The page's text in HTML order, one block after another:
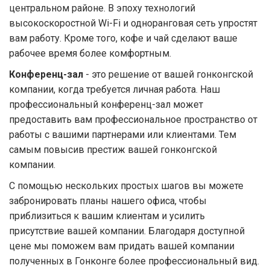
центральном районе. В эпоху технологий
высокоскоростной Wi-Fi и одноранговая сеть упростят
вам работу. Кроме того, кофе и чай сделают ваше
рабочее время более комфортным.
Конференц-зал - это решение от вашей гонконгской
компании, когда требуется личная работа. Наш
профессиональный конференц-зал может
предоставить вам профессиональное пространство от
работы с вашими партнерами или клиентами. Тем
самым повысив престиж вашей гонконгской
компании.
С помощью нескольких простых шагов вы можете
забронировать планы нашего офиса, чтобы
приблизиться к вашим клиентам и усилить
присутствие вашей компании. Благодаря доступной
цене мы поможем вам придать вашей компании
полученных в Гонконге более профессиональный вид.